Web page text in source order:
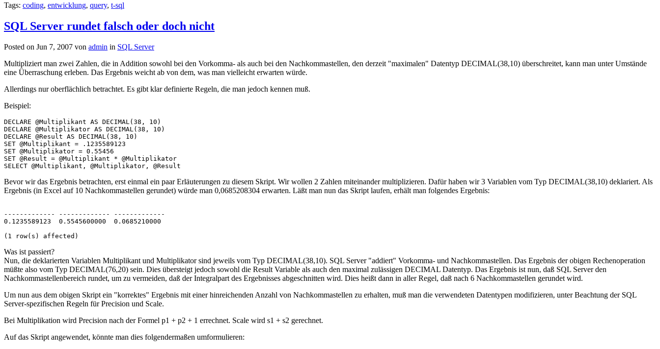
Tags: coding, entwicklung, query, t-sql
SQL Server rundet falsch oder doch nicht
Posted on Jun 7, 2007 von admin in SQL Server
Multipliziert man zwei Zahlen, die in Addition sowohl bei den Vorkomma- als auch bei den Nachkommastellen, den derzeit "maximalen" Datentyp DECIMAL(38,10) überschreitet, kann man unter Umstände
eine Überraschung erleben. Das Ergebnis weicht ab von dem, was man vielleicht erwarten würde.
Allerdings nur oberflächlich betrachtet. Es gibt klar definierte Regeln, die man jedoch kennen muß.
Beispiel:
DECLARE @Multiplikant AS DECIMAL(38, 10)
DECLARE @Multiplikator AS DECIMAL(38, 10)
DECLARE @Result AS DECIMAL(38, 10)
SET @Multiplikant = .1235589123
SET @Multiplikator = 0.55456
SET @Result = @Multiplikant * @Multiplikator
SELECT @Multiplikant, @Multiplikator, @Result
Bevor wir das Ergebnis betrachten, erst einmal ein paar Erläuterungen zu diesem Skript. Wir wollen 2 Zahlen miteinander multiplizieren. Dafür haben wir 3 Variablen vom Typ DECIMAL(38,10) deklariert. Als
Ergebnis (in Excel auf 10 Nachkommastellen gerundet) würde man 0,0685208304 erwarten. Läßt man nun das Skript laufen, erhält man folgendes Ergebnis:
------------- ------------- -------------
0.1235589123  0.5545600000  0.0685210000
(1 row(s) affected)
Was ist passiert?
Nun, die deklarierten Variablen Multiplikant und Multiplikator sind jeweils vom Typ DECIMAL(38,10). SQL Server "addiert" Vorkomma- und Nachkommastellen. Das Ergebnis der obigen Rechenoperation
müßte also vom Typ DECIMAL(76,20) sein. Dies übersteigt jedoch sowohl die Result Variable als auch den maximal zulässigen DECIMAL Datentyp. Das Ergebnis ist nun, daß SQL Server den
Nachkommastellenbereich rundet, um zu vermeiden, daß der Integralpart des Ergebnisses abgeschnitten wird. Dies heißt dann in aller Regel, daß nach 6 Nachkommastellen gerundet wird.
Um nun aus dem obigen Skript ein "korrektes" Ergebnis mit einer hinreichenden Anzahl von Nachkommastellen zu erhalten, muß man die verwendeten Datentypen modifizieren, unter Beachtung der SQL
Server-spezifischen Regeln für Precision und Scale.
Bei Multiplikation wird Precision nach der Formel p1 + p2 + 1 errechnet. Scale wird s1 + s2 gerechnet.
Auf das Skript angewendet, könnte man dies folgendermaßen umformulieren: